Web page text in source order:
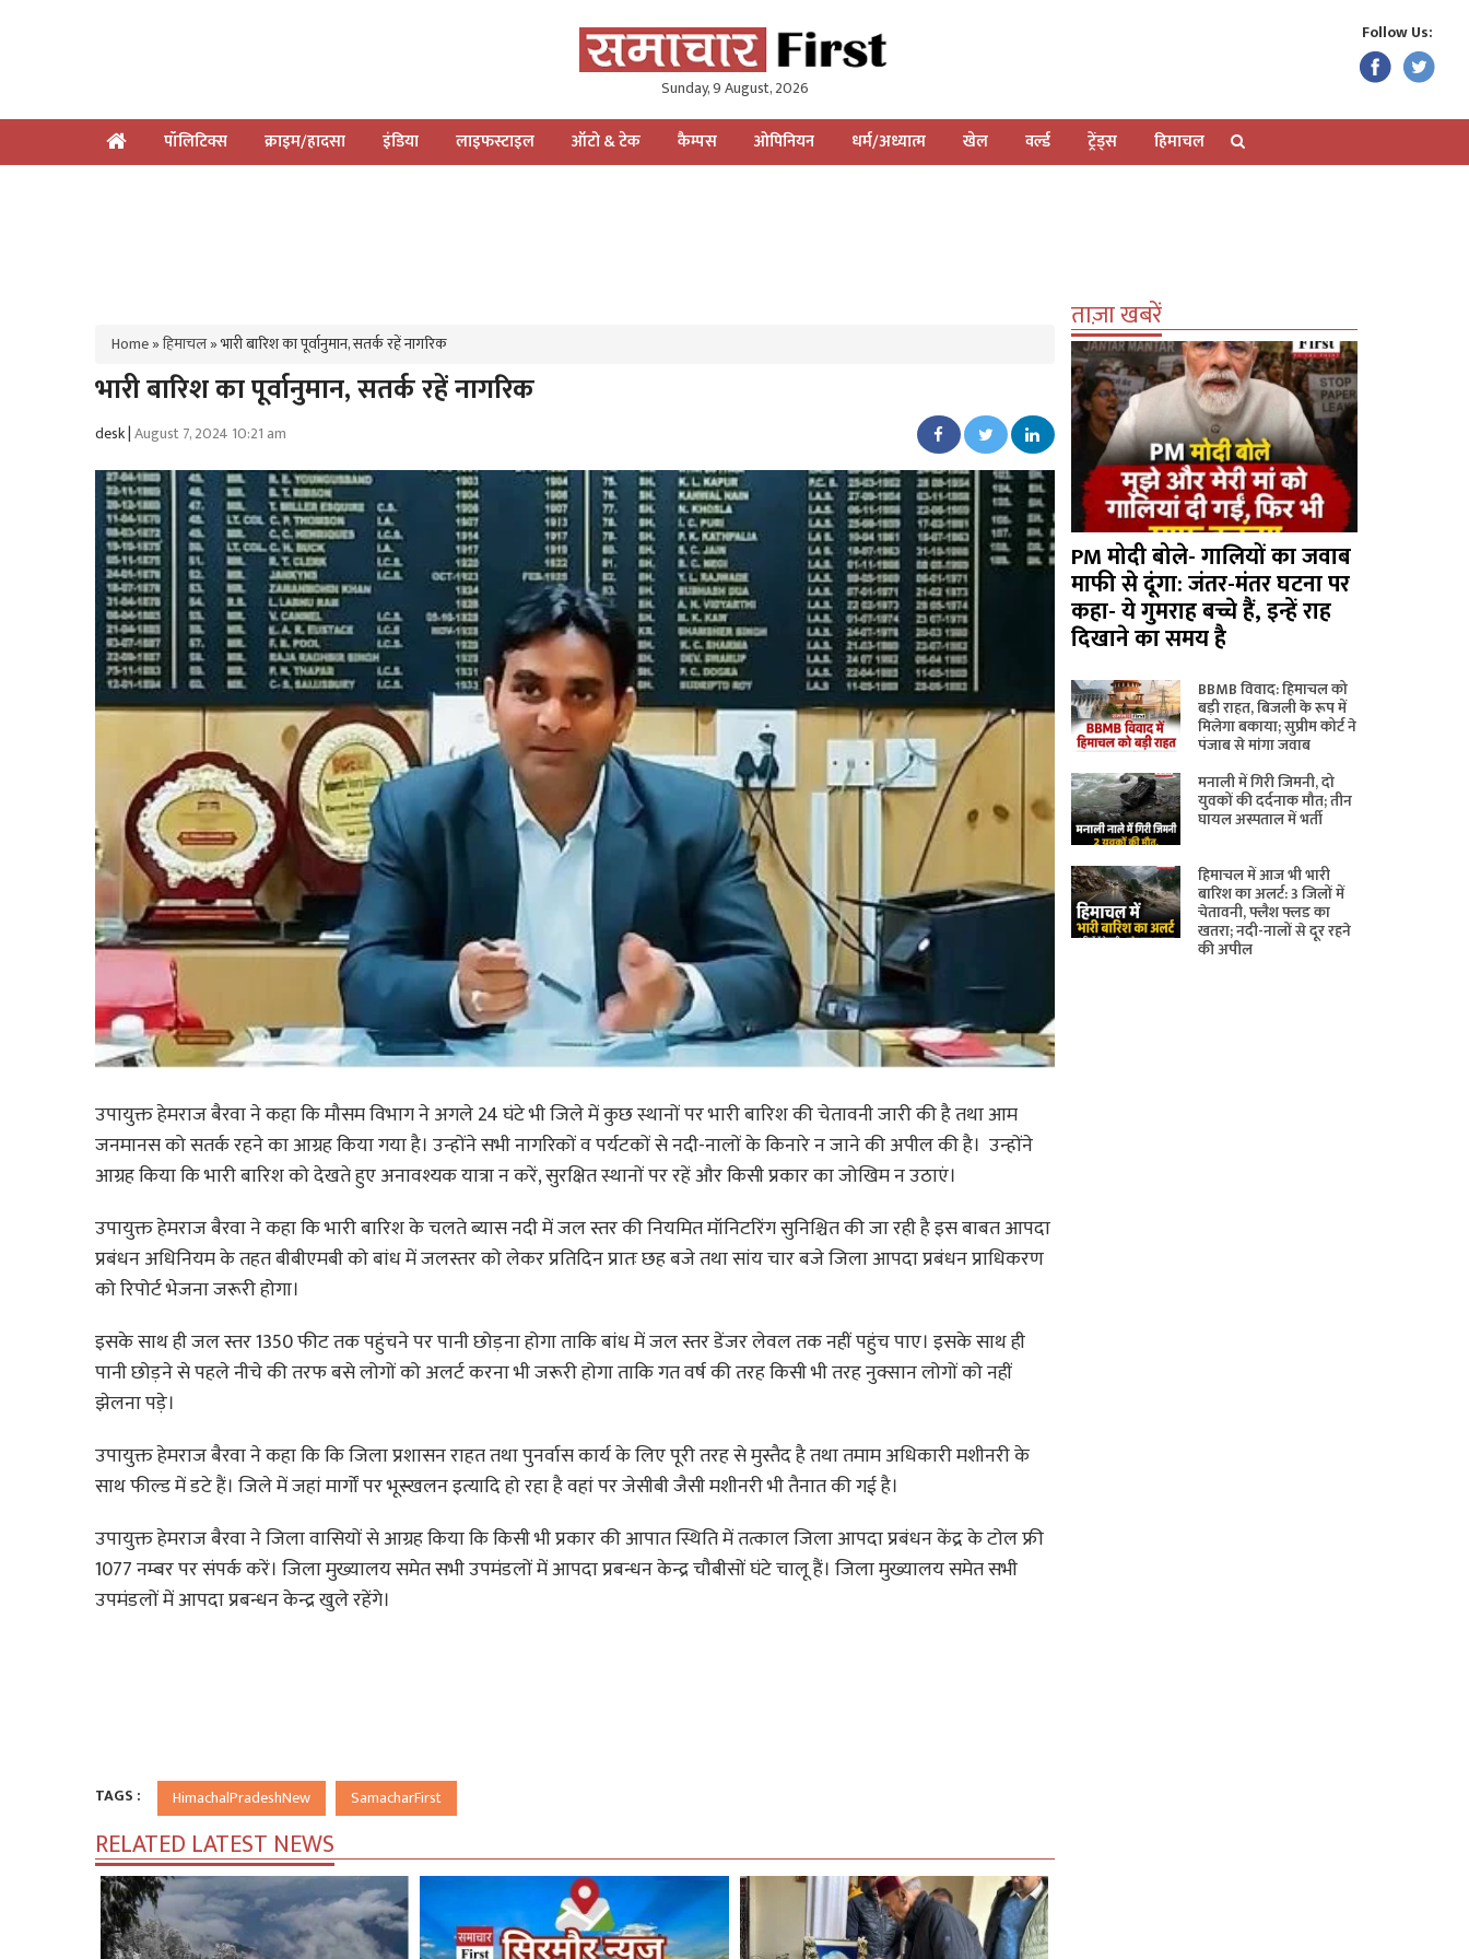
Sunday, 9 August, 2026
Follow Us:
पॉलिटिक्स क्राइम/हादसा इंडिया लाइफस्टाइल ऑटो & टेक कैम्पस ओपिनियन धर्म/अध्यात्म खेल वर्ल्ड ट्रेंड्स हिमाचल
Home»हिमाचल»भारी बारिश का पूर्वानुमान, सतर्क रहें नागरिक
भारी बारिश का पूर्वानुमान, सतर्क रहें नागरिक
desk |August 7, 2024 10:21 am
उपायुक्त हेमराज बैरवा ने कहा कि मौसम विभाग ने अगले 24 घंटे भी जिले में कुछ स्थानों पर भारी बारिश की चेतावनी जारी की है तथा आम
जनमानस को सतर्क रहने का आग्रह किया गया है। उन्होंने सभी नागरिकों व पर्यटकों से नदी-नालों के किनारे न जाने की अपील की है। उन्होंने
आग्रह किया कि भारी बारिश को देखते हुए अनावश्यक यात्रा न करें, सुरक्षित स्थानों पर रहें और किसी प्रकार का जोखिम न उठाएं।
उपायुक्त हेमराज बैरवा ने कहा कि भारी बारिश के चलते ब्यास नदी में जल स्तर की नियमित मॉनिटरिंग सुनिश्चित की जा रही है इस बाबत आपदा
प्रबंधन अधिनियम के तहत बीबीएमबी को बांध में जलस्तर को लेकर प्रतिदिन प्रातः छह बजे तथा सांय चार बजे जिला आपदा प्रबंधन प्राधिकरण
को रिपोर्ट भेजना जरूरी होगा।
इसके साथ ही जल स्तर 1350 फीट तक पहुंचने पर पानी छोड़ना होगा ताकि बांध में जल स्तर डेंजर लेवल तक नहीं पहुंच पाए। इसके साथ ही
पानी छोड़ने से पहले नीचे की तरफ बसे लोगों को अलर्ट करना भी जरूरी होगा ताकि गत वर्ष की तरह किसी भी तरह नुक्सान लोगों को नहीं
झेलना पड़े।
उपायुक्त हेमराज बैरवा ने कहा कि कि जिला प्रशासन राहत तथा पुनर्वास कार्य के लिए पूरी तरह से मुस्तैद है तथा तमाम अधिकारी मशीनरी के
साथ फील्ड में डटे हैं। जिले में जहां मार्गों पर भूस्खलन इत्यादि हो रहा है वहां पर जेसीबी जैसी मशीनरी भी तैनात की गई है।
उपायुक्त हेमराज बैरवा ने जिला वासियों से आग्रह किया कि किसी भी प्रकार की आपात स्थिति में तत्काल जिला आपदा प्रबंधन केंद्र के टोल फ्री
1077 नम्बर पर संपर्क करें। जिला मुख्यालय समेत सभी उपमंडलों में आपदा प्रबन्धन केन्द्र चौबीसों घंटे चालू हैं। जिला मुख्यालय समेत सभी
उपमंडलों में आपदा प्रबन्धन केन्द्र खुले रहेंगे।
TAGS : HimachalPradeshNew SamacharFirst
RELATED LATEST NEWS
ताज़ा खबरें
PM मोदी बोले- गालियों का जवाब
माफी से दूंगा: जंतर-मंतर घटना पर
कहा- ये गुमराह बच्चे हैं, इन्हें राह
दिखाने का समय है
BBMB विवाद: हिमाचल को
बड़ी राहत, बिजली के रूप में
मिलेगा बकाया; सुप्रीम कोर्ट ने
पंजाब से मांगा जवाब
मनाली में गिरी जिमनी, दो
युवकों की दर्दनाक मौत; तीन
घायल अस्पताल में भर्ती
हिमाचल में आज भी भारी
बारिश का अलर्ट: 3 जिलों में
चेतावनी, फ्लैश फ्लड का
खतरा; नदी-नालों से दूर रहने
की अपील